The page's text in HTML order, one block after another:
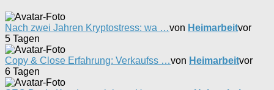
Nach zwei Jahren Kryptostress: wa …von Heimarbeitvor
5 Tagen
Copy & Close Erfahrung: Verkaufss …von Heimarbeitvor
6 Tagen